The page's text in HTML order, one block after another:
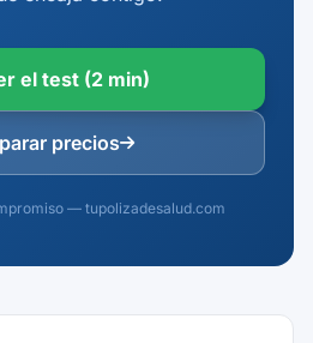
el test (2 min)
precios
— tupolizadesalud.com